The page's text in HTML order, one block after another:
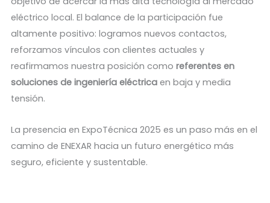
eléctrico local. El balance de la participación fue
altamente positivo: logramos nuevos contactos,
reforzamos vínculos con clientes actuales y
reafirmamos nuestra posición como referentes en
soluciones de ingeniería eléctricaen baja y media
tensión.
La presencia en ExpoTécnica 2025 es un paso más en el
camino de ENEXAR hacia un futuro energético más
seguro, eficiente y sustentable.